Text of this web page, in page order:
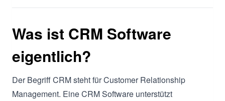
Was ist CRM Software
eigentlich?
Der Begriff CRM steht für Customer Relationship
Management. Eine CRM Software unterstützt